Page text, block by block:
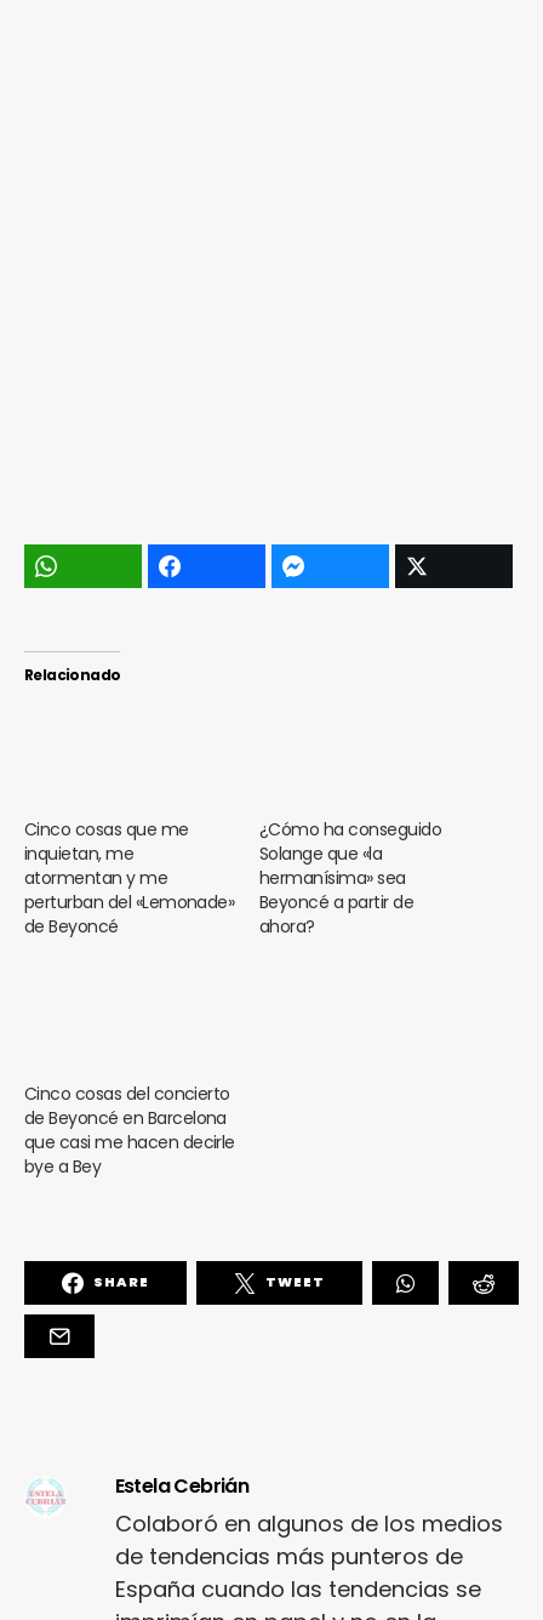
Relacionado
Cinco cosas que me
inquietan, me
atormentan y me
perturban del «Lemonade»
de Beyoncé
¿Cómo ha conseguido
Solange que «la
hermanísima» sea
Beyoncé a partir de
ahora?
Cinco cosas del concierto
de Beyoncé en Barcelona
que casi me hacen decirle
bye a Bey
SHARE TWEET
Estela Cebrián
Colaboró en algunos de los medios
de tendencias más punteros de
España cuando las tendencias se